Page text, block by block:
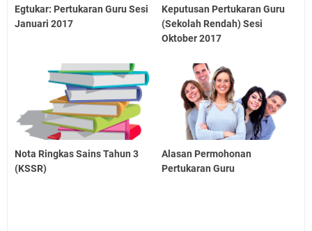
Egtukar: Pertukaran Guru Sesi
Januari 2017
Keputusan Pertukaran Guru
(Sekolah Rendah) Sesi
Oktober 2017
Nota Ringkas Sains Tahun 3
(KSSR)
Alasan Permohonan
Pertukaran Guru